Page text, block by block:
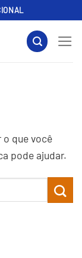
o que você
pode ajudar.